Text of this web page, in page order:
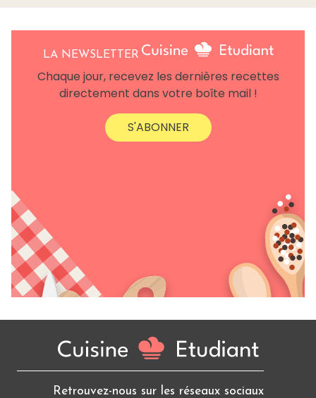
LA NEWSLETTER
Chaque jour, recevez les dernières recettes
directement dans votre boîte mail !
S'ABONNER
Retrouvez-nous sur les réseaux sociaux